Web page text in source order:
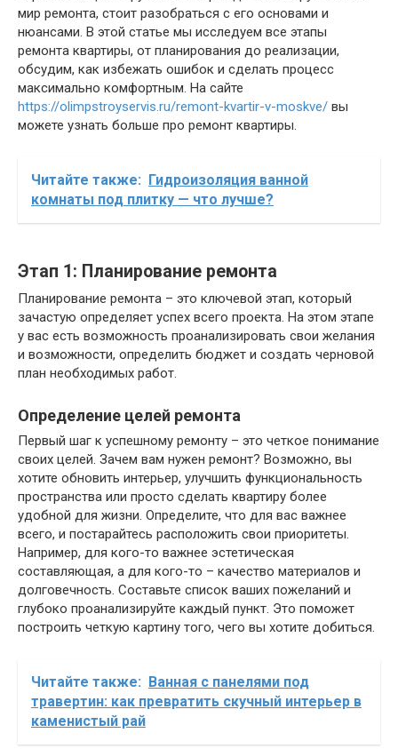
мир ремонта, стоит разобраться с его основами и
нюансами. В этой статье мы исследуем все этапы
ремонта квартиры, от планирования до реализации,
обсудим, как избежать ошибок и сделать процесс
максимально комфортным. На сайте
https://olimpstroyservis.ru/remont-kvartir-v-moskve/ вы
можете узнать больше про ремонт квартиры.
Читайте также: Гидроизоляция ванной
комнаты под плитку — что лучше?
Этап 1: Планирование ремонта
Планирование ремонта – это ключевой этап, который
зачастую определяет успех всего проекта. На этом этапе
у вас есть возможность проанализировать свои желания
и возможности, определить бюджет и создать черновой
план необходимых работ.
Определение целей ремонта
Первый шаг к успешному ремонту – это четкое понимание
своих целей. Зачем вам нужен ремонт? Возможно, вы
хотите обновить интерьер, улучшить функциональность
пространства или просто сделать квартиру более
удобной для жизни. Определите, что для вас важнее
всего, и постарайтесь расположить свои приоритеты.
Например, для кого-то важнее эстетическая
составляющая, а для кого-то – качество материалов и
долговечность. Составьте список ваших пожеланий и
глубоко проанализируйте каждый пункт. Это поможет
построить четкую картину того, чего вы хотите добиться.
Читайте также: Ванная с панелями под
травертин: как превратить скучный интерьер в
каменистый рай